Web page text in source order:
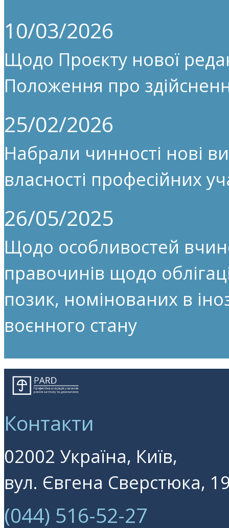
10/03/2026
Щодо Проєкту нової
Положення про
25/02/2026
Набрали чинності нові
власності професійних
26/05/2025
Щодо особливостей
правочинів щодо
позик, номінованих в
воєнного стану
Контакти
02002 Україна, Київ,
вул. Євгена Сверстюка,
(044) 516-52-27